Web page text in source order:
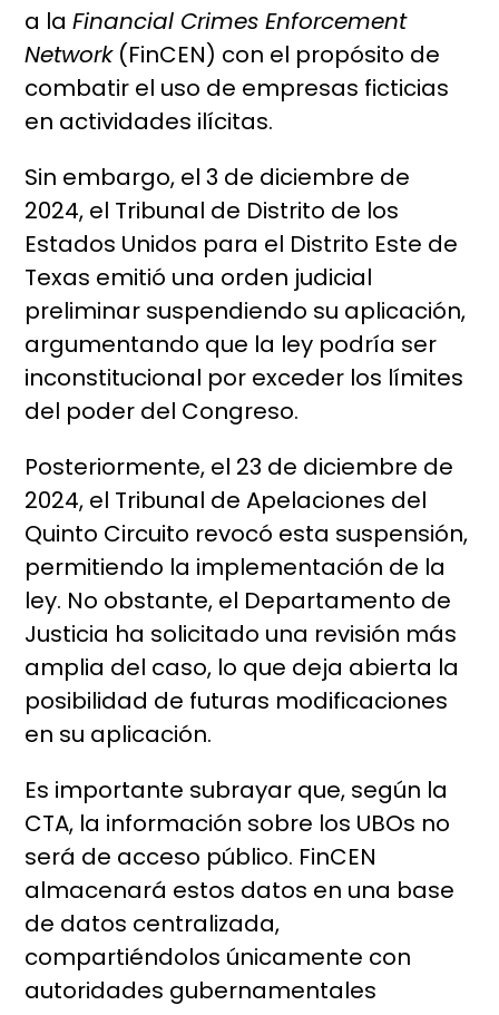
a laFinancial Crimes Enforcement
Network(FinCEN) con el propósito de
combatir el uso de empresas ficticias
en actividades ilícitas.
Sin embargo, el 3 de diciembre de
2024, el Tribunal de Distrito de los
Estados Unidos para el Distrito Este de
Texas emitió una orden judicial
preliminar suspendiendo su aplicación,
argumentando que la ley podría ser
inconstitucional por exceder los límites
del poder del Congreso.
Posteriormente, el 23 de diciembre de
2024, el Tribunal de Apelaciones del
Quinto Circuito revocó esta suspensión,
permitiendo la implementación de la
ley. No obstante, el Departamento de
Justicia ha solicitado una revisión más
amplia del caso, lo que deja abierta la
posibilidad de futuras modificaciones
en su aplicación.
Es importante subrayar que, según la
CTA, la información sobre los UBOs no
será de acceso público. FinCEN
almacenará estos datos en una base
de datos centralizada,
compartiéndolos únicamente con
autoridades gubernamentales